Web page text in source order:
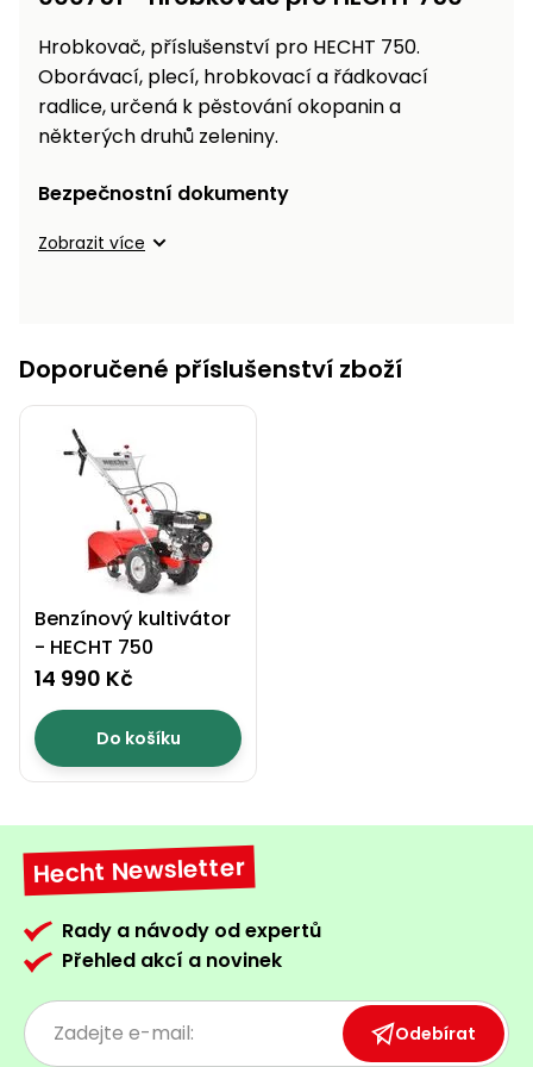
Hrobkovač, příslušenství pro HECHT 750.
Oborávací, plecí, hrobkovací a řádkovací
radlice, určená k pěstování okopanin a
některých druhů zeleniny.
Bezpečnostní dokumenty
Zobrazit více
Doporučené příslušenství zboží
Benzínový kultivátor
- HECHT 750
14 990 Kč
Do košíku
Hecht Newsletter
Rady a návody od expertů
Přehled akcí a novinek
Odebírat